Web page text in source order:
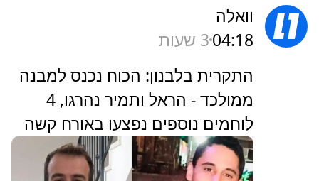
וואלה
04:183 שעות
התקרית בלבנון: הכוח נכנס למבנה
ממולכד - הראל ותמיר נהרגו, 4
לוחמים נוספים נפצעו באורח קשה